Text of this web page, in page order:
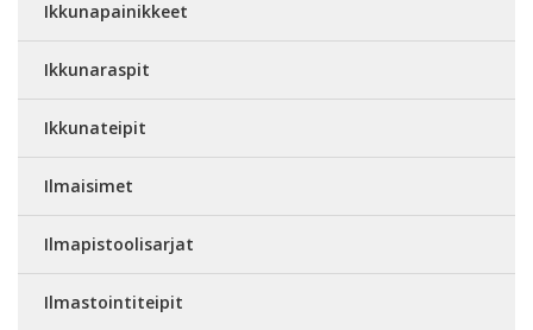
Ikkunapainikkeet
Ikkunaraspit
Ikkunateipit
Ilmaisimet
Ilmapistoolisarjat
Ilmastointiteipit